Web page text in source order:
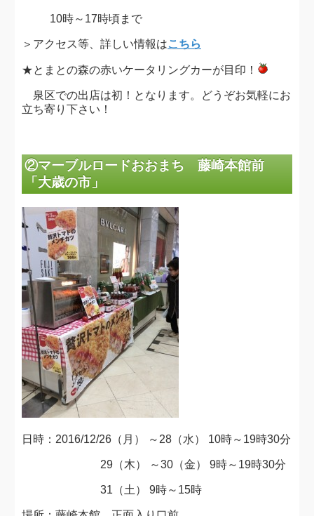
10時～17時頃まで
＞アクセス等、詳しい情報はこちら
★とまとの森の赤いケータリングカーが目印！
泉区での出店は初！となります。どうぞお気軽にお
立ち寄り下さい！
②マーブルロードおおまち 藤崎本館前
「大歳の市」
日時：2016/12/26（月） ～28（水） 10時～19時30分
29（木） ～30（金） 9時～19時30分
31（土） 9時～15時